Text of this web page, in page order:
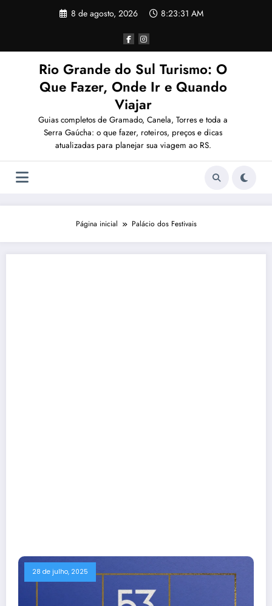
8 de agosto, 2026 8:23:31 AM
Rio Grande do Sul Turismo: O
Que Fazer, Onde Ir e Quando
Viajar
Guias completos de Gramado, Canela, Torres e toda a
Serra Gaúcha: o que fazer, roteiros, preços e dicas
atualizadas para planejar sua viagem ao RS.
Página inicial Palácio dos Festivais
28 de julho, 2025